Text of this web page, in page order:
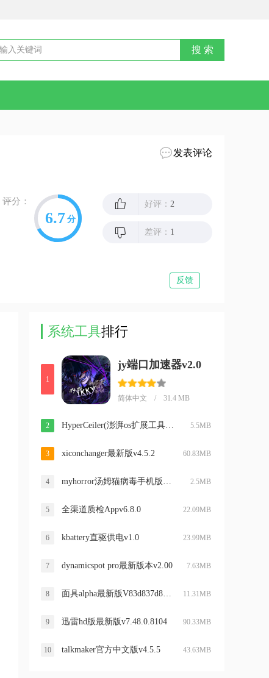
发表评论
评分：
6.7 分
好评： 2
差评： 1
反馈
系统工具排行
1
jy端口加速器v2.0
简体中文 / 31.4 MB
2 HyperCeiler(澎湃os扩展工具)v2.5.152 5.5MB
3 xiconchanger最新版v4.5.2 60.83MB
4 myhorror汤姆猫病毒手机版v3.0 2.5MB
5 全渠道质检Appv6.8.0 22.09MB
6 kbattery直驱供电v1.0 23.99MB
7 dynamicspot pro最新版本v2.00 7.63MB
8 面具alpha最新版V83d837d8安卓版 11.31MB
9 迅雷hd版最新版v7.48.0.8104 90.33MB
10 talkmaker官方中文版v4.5.5 43.63MB